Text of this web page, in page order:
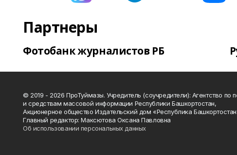
Партнеры
Фотобанк журналистов РБ
© 2019 - 2026 ПроТуймазы. Учредитель (соучредители): Агентство по
и средствам массовой информации Республики Башкортостан,
Акционерное общество Издательский дом «Республика
Главный редактор: Максютова Оксана Павловна
Об использовании персональных данных